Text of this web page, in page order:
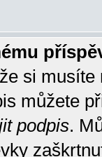
si
můžete
podpis.